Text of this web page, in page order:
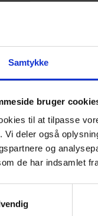
Samtykke
bruger
til at tilpasse
Vi deler også
og
de har indsamlet